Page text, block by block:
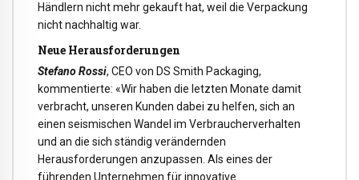
Händlern nicht mehr gekauft hat, weil die Verpackung
nicht nachhaltig war.
Neue Herausforderungen
Stefano Rossi, CEO von DS Smith Packaging,
kommentierte: «Wir haben die letzten Monate damit
verbracht, unseren Kunden dabei zu helfen, sich an
einen seismischen Wandel im Verbraucherverhalten
und an die sich ständig verändernden
Herausforderungen anzupassen. Als eines der
führenden Unternehmen für innovative